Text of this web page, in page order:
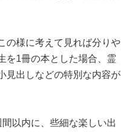
の様に考えて見れば分りや
を1冊の本とした場合、霊
見出しなどの特別な内容が
以内に、些細な楽しい出